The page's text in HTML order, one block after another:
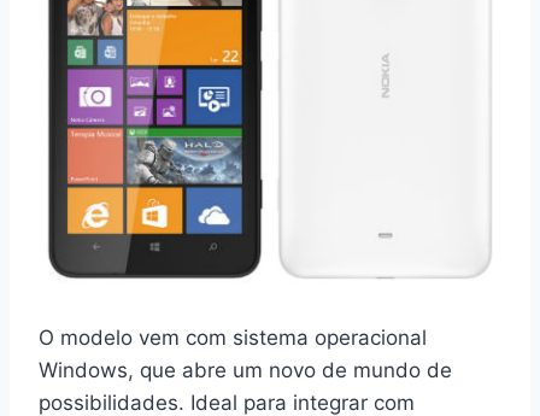
O modelo vem com sistema operacional
Windows, que abre um novo de mundo de
possibilidades. Ideal para integrar com